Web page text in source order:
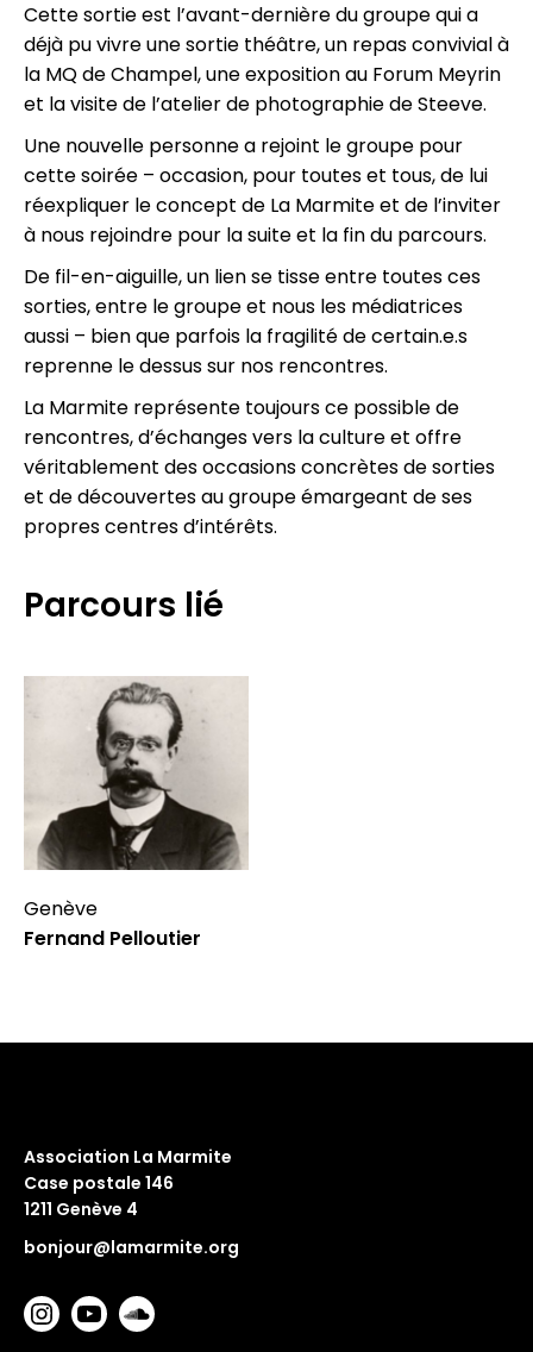
Cette sortie est l’avant-dernière du groupe qui a
déjà pu vivre une sortie théâtre, un repas convivial à
la MQ de Champel, une exposition au Forum Meyrin
et la visite de l’atelier de photographie de Steeve.
Une nouvelle personne a rejoint le groupe pour
cette soirée – occasion, pour toutes et tous, de lui
réexpliquer le concept de La Marmite et de l’inviter
à nous rejoindre pour la suite et la fin du parcours.
De fil-en-aiguille, un lien se tisse entre toutes ces
sorties, entre le groupe et nous les médiatrices
aussi – bien que parfois la fragilité de certain.e.s
reprenne le dessus sur nos rencontres.
La Marmite représente toujours ce possible de
rencontres, d’échanges vers la culture et offre
véritablement des occasions concrètes de sorties
et de découvertes au groupe émargeant de ses
propres centres d’intérêts.
Parcours lié
Genève
Fernand Pelloutier
Association La Marmite
Case postale 146
1211 Genève 4
bonjour@lamarmite.org